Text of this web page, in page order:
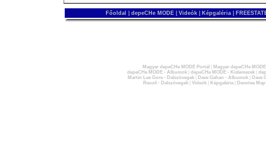
Főoldal depeCHe MODE Videók Képgaléria
Magyar depeCHe MODE Portál
Magyar depeCHe
depeCHe MODE - Albumok| depeCHe MODE - Kislemezek|
Martin Lee Gore - Dalszövegek| Dave Gahan - Albumok|
Dave
Recoil - Dalszövegek| Videók| Képgaléria| Devotee Map